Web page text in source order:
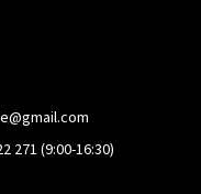
@gmail.com
271 (9:00-16:30)